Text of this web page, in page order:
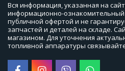
Вся информация, указанная на
информационно-ознакомительный
публичной офертой и не
запчастей и деталей на складе.
магазином. Для уточнения
топливной аппаратуры